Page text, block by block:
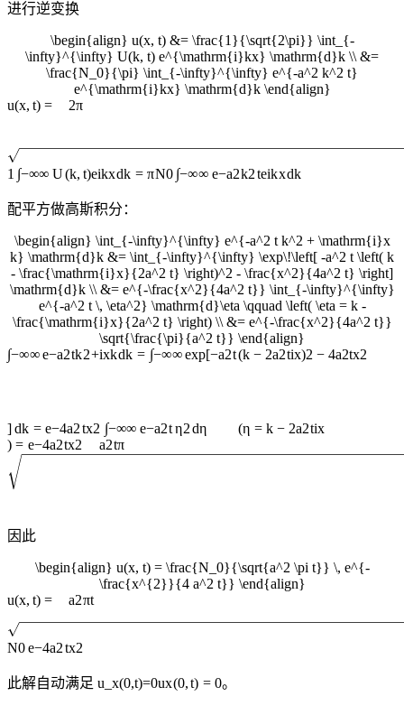
进行逆变换
\begin{align} u(x, t) &= \frac{1}{\sqrt{2\pi}} \int_{-
\infty}^{\infty} U(k, t) e^{\mathrm{i}kx} \mathrm{d}k \\ &=
\frac{N_0}{\pi} \int_{-\infty}^{\infty} e^{-a^2 k^2 t}
e^{\mathrm{i}kx} \mathrm{d}k \end{align}
u(x, t) = 2π
1 ∫−∞∞ U(k, t)eikxdk = πN0 ∫−∞∞ e−a2k2teikxdk
配平方做高斯积分：
\begin{align} \int_{-\infty}^{\infty} e^{-a^2 t k^2 + \mathrm{i}x
k} \mathrm{d}k &= \int_{-\infty}^{\infty} \exp\!\left[ -a^2 t \left( k
- \frac{\mathrm{i}x}{2a^2 t} \right)^2 - \frac{x^2}{4a^2 t} \right]
\mathrm{d}k \\ &= e^{-\frac{x^2}{4a^2 t}} \int_{-\infty}^{\infty}
e^{-a^2 t \, \eta^2} \mathrm{d}\eta \qquad \left( \eta = k -
\frac{\mathrm{i}x}{2a^2 t} \right) \\ &= e^{-\frac{x^2}{4a^2 t}}
\sqrt{\frac{\pi}{a^2 t}} \end{align}
∫−∞∞ e−a2tk2+ixkdk = ∫−∞∞ exp[−a2t(k − 2a2tix)2 − 4a2tx2
]dk = e−4a2tx2 ∫−∞∞ e−a2tη2dη (η = k − 2a2tix
) = e−4a2tx2 a2tπ
因此
\begin{align} u(x, t) = \frac{N_0}{\sqrt{a^2 \pi t}} \, e^{-
\frac{x^{2}}{4 a^2 t}} \end{align}
u(x, t) = a2πt
N0 e−4a2tx2
此解自动满足 u_x(0,t)=0ux(0, t) = 0。